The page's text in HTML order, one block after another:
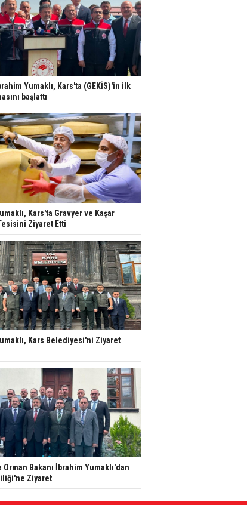
Yumaklı, Kars'ta (GEKİS)'in ilk
başlattı
Kars'ta Gravyer ve Kaşar
Ziyaret Etti
Kars Belediyesi'ni Ziyaret
Orman Bakanı İbrahim Yumaklı'dan
Ziyaret